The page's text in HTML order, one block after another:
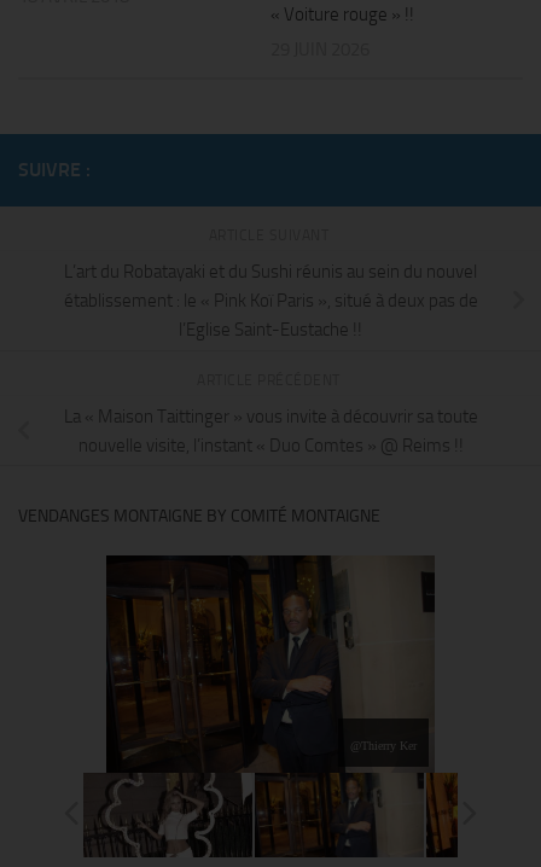
« Voiture rouge » !!
SUIVRE :
L’art du Robatayaki et du Sushi réunis au sein du nouvel
établissement : le « Pink Koï Paris », situé à deux pas de
l’Eglise Saint-Eustache !!
La « Maison Taittinger » vous invite à découvrir sa toute
nouvelle visite, l’instant « Duo Comtes » @ Reims !!
VENDANGES MONTAIGNE BY COMITÉ MONTAIGNE
@Thierry Ker